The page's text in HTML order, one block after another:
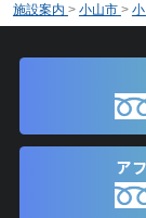
施設案内 > 小山市 >
ア